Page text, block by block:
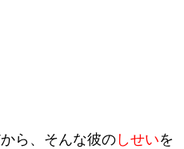
ら、そんな彼の しせいを